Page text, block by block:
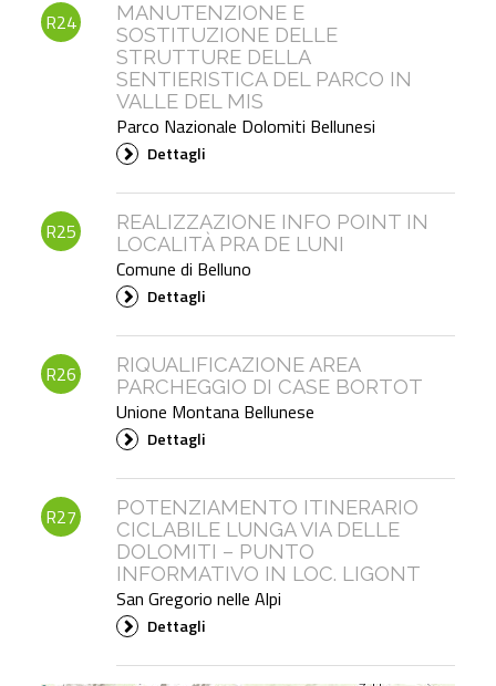
R24
MANUTENZIONE E
SOSTITUZIONE DELLE
STRUTTURE DELLA
SENTIERISTICA DEL PARCO IN
VALLE DEL MIS
Parco Nazionale Dolomiti Bellunesi
Dettagli
R25
REALIZZAZIONE INFO POINT IN
LOCALITÀ PRA DE LUNI
Comune di Belluno
Dettagli
R26
RIQUALIFICAZIONE AREA
PARCHEGGIO DI CASE BORTOT
Unione Montana Bellunese
Dettagli
R27
POTENZIAMENTO ITINERARIO
CICLABILE LUNGA VIA DELLE
DOLOMITI – PUNTO
INFORMATIVO IN LOC. LIGONT
San Gregorio nelle Alpi
Dettagli